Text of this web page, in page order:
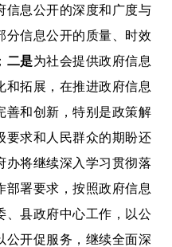
信息公开的深度和广度与
分信息公开的质量、时效
二是为社会提供政府信息
和拓展，在推进政府信息
善和创新，特别是政策解
要求和人民群众的期盼还
办将继续深入学习贯彻落
部署要求，按照政府信息
、县政府中心工作，以公
公开促服务，继续全面深